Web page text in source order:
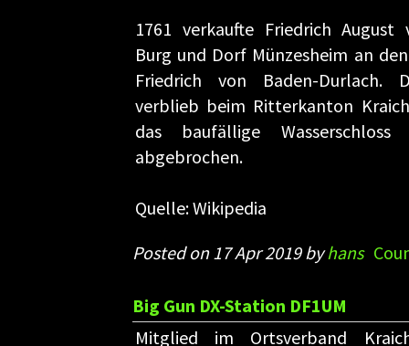
1761 verkaufte Friedrich August
Burg und Dorf Münzesheim an
Friedrich von Baden-Durlach.
verblieb beim Ritterkanton
das baufällige Wasserschloss
abgebrochen.
Quelle: Wikipedia
Posted on 17 Apr 2019 byhans
Big Gun DX-Station DF1UM
Mitglied im Ortsverband